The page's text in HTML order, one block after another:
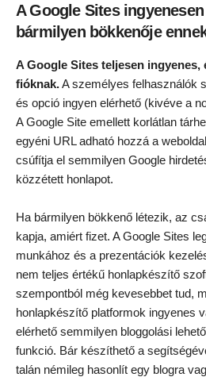
A Google Sites
bármilyen bökkenője
A Google Sites teljesen ingyenes,
fióknak.A személyes felhasználók
és opció ingyen elérhető (kivéve a
A Google Site emellett korlátlan
egyéni URL adható hozzá a
csúfítja el semmilyen Google
közzétett honlapot.
Ha bármilyen bökkenő létezik, az
kapja, amiért fizet. A Google Sites
munkához és a prezentációk
nem teljes értékű honlapkészítő
szempontból még kevesebbet tud,
honlapkészítő platformok ingyenes
elérhető semmilyen bloggolási
funkció. Bár készíthető a
talán némileg hasonlít egy blogra